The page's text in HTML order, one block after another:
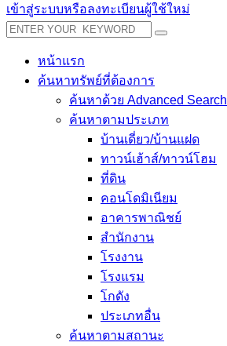
เข้าสู่ระบบหรือลงทะเบียนผู้ใช้ใหม่
หน้าแรก
ค้นหาทรัพย์ที่ต้องการ
ค้นหาด้วย Advanced Search
ค้นหาตามประเภท
บ้านเดี่ยว/บ้านแฝด
ทาวน์เฮ้าส์/ทาวน์โฮม
ที่ดิน
คอนโดมิเนียม
อาคารพาณิชย์
สำนักงาน
โรงงาน
โรงแรม
โกดัง
ประเภทอื่น
ค้นหาตามสถานะ